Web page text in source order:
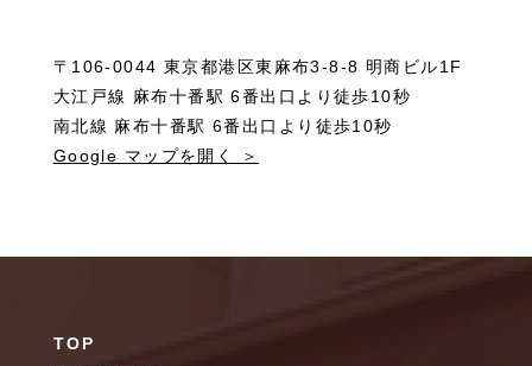
〒106-0044 東京都港区東麻布3-8-8 明商ビル1F
大江戸線 麻布十番駅 6番出口より徒歩10秒
南北線 麻布十番駅 6番出口より徒歩10秒
Google マップを開く ＞
TOP